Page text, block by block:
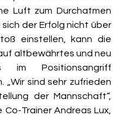
Luft zum Durchatmen
sich der Erfolg nicht über
einstellen, kann die
altbewährtes und neu
im Positionsangriff
„Wir sind sehr zufrieden
der Mannschaft“,
Co-Trainer Andreas Lux,